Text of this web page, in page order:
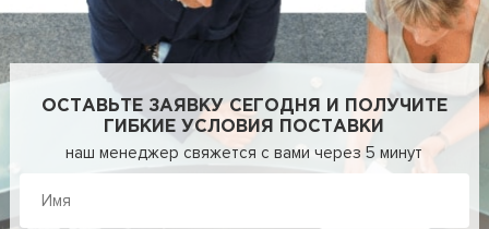
ОСТАВЬТЕ ЗАЯВКУ СЕГОДНЯ И ПОЛУЧИТЕ
ГИБКИЕ УСЛОВИЯ ПОСТАВКИ
наш менеджер свяжется с вами через 5 минут